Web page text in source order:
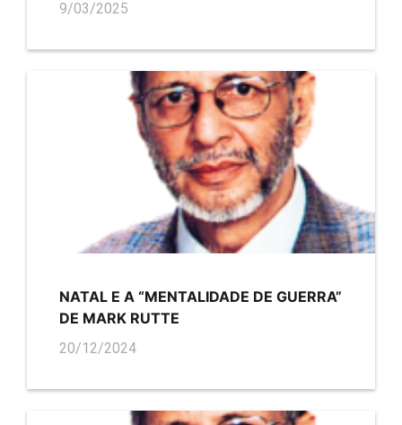
9/03/2025
NATAL E A “MENTALIDADE DE GUERRA”
DE MARK RUTTE
20/12/2024